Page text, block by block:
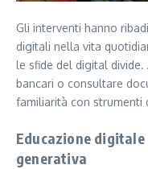
Gli interventi hanno
digitali nella vita
le sfide del digital divide.
bancari o consultare
familiarità con strumenti
Educazione
generativa